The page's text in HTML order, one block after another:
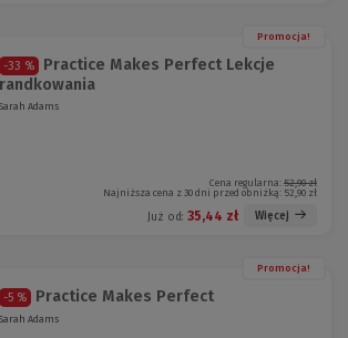
Promocja!
-33 %
Practice Makes Perfect Lekcje
randkowania
Sarah Adams
Cena regularna: 52,90 zł
Najniższa cena z 30 dni przed obniżką: 52,90 zł
Już od: 35,44 zł Więcej
Promocja!
-5 % Practice Makes Perfect
Sarah Adams